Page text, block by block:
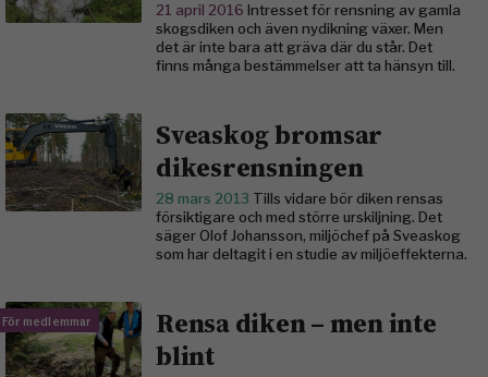
21 april 2016 Intresset för rensning av gamla
skogsdiken och även nydikning växer. Men
det är inte bara att gräva där du står. Det
finns många bestämmelser att ta hänsyn till.
Sveaskog bromsar
dikesrensningen
28 mars 2013 Tills vidare bör diken rensas
försiktigare och med större urskiljning. Det
säger Olof Johansson, miljöchef på Sveaskog
som har deltagit i en studie av miljöeffekterna.
För medlemmar
Rensa diken – men inte
blint